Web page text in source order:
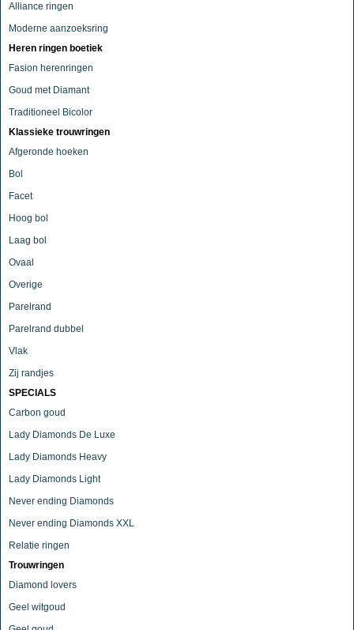
Alliance ringen
Moderne aanzoeksring
Heren ringen boetiek
Fasion herenringen
Goud met Diamant
Traditioneel Bicolor
Klassieke trouwringen
Afgeronde hoeken
Bol
Facet
Hoog bol
Laag bol
Ovaal
Overige
Parelrand
Parelrand dubbel
Vlak
Zij randjes
SPECIALS
Carbon goud
Lady Diamonds De Luxe
Lady Diamonds Heavy
Lady Diamonds Light
Never ending Diamonds
Never ending Diamonds XXL
Relatie ringen
Trouwringen
Diamond lovers
Geel witgoud